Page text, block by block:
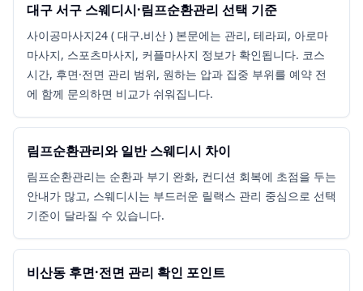
대구 서구 스웨디시·림프순환관리 선택 기준
사이공마사지24 ( 대구.비산 ) 본문에는 관리, 테라피, 아로마
마사지, 스포츠마사지, 커플마사지 정보가 확인됩니다. 코스
시간, 후면·전면 관리 범위, 원하는 압과 집중 부위를 예약 전
에 함께 문의하면 비교가 쉬워집니다.
림프순환관리와 일반 스웨디시 차이
림프순환관리는 순환과 부기 완화, 컨디션 회복에 초점을 두는
안내가 많고, 스웨디시는 부드러운 릴랙스 관리 중심으로 선택
기준이 달라질 수 있습니다.
비산동 후면·전면 관리 확인 포인트